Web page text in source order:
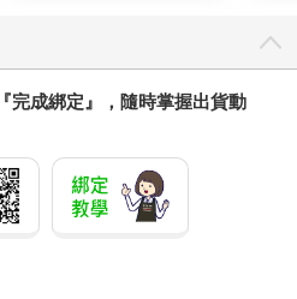
完成綁定』，隨時掌握出貨動